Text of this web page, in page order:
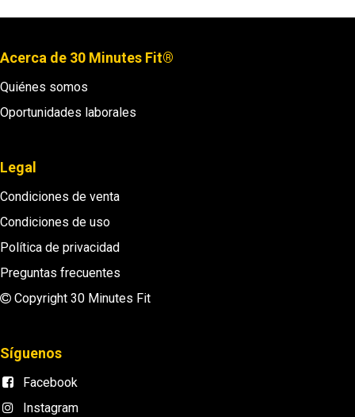
Acerca de 30 Minutes Fit®
Quiénes somos
Oportunidades laborales
Legal
Condiciones de venta
Condiciones de uso
Política de privacidad
Preguntas frecuentes
Copyright 30 Minutes Fit
Síguenos
Facebook
Instagram